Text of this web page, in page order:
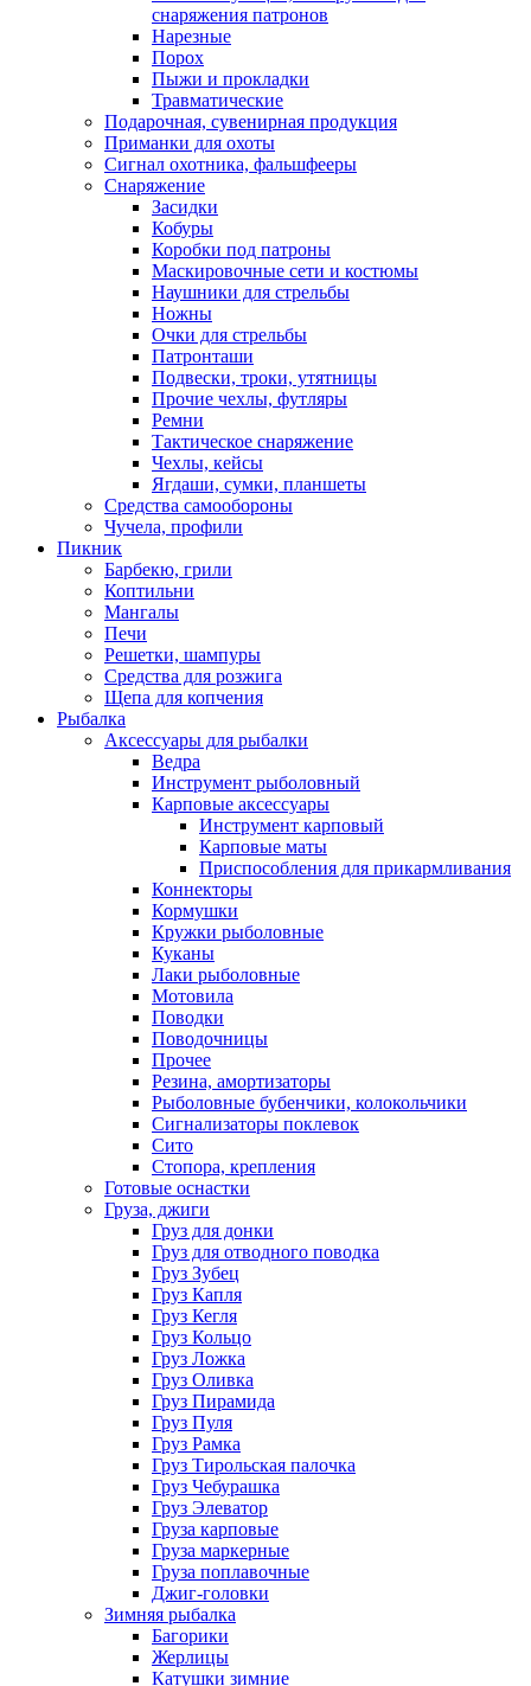
снаряжения патронов
Нарезные
Порох
Пыжи и прокладки
Травматические
Подарочная, сувенирная продукция
Приманки для охоты
Сигнал охотника, фальшфееры
Снаряжение
Засидки
Кобуры
Коробки под патроны
Маскировочные сети и костюмы
Наушники для стрельбы
Ножны
Очки для стрельбы
Патронташи
Подвески, троки, утятницы
Прочие чехлы, футляры
Ремни
Тактическое снаряжение
Чехлы, кейсы
Ягдаши, сумки, планшеты
Средства самообороны
Чучела, профили
Пикник
Барбекю, грили
Коптильни
Мангалы
Печи
Решетки, шампуры
Средства для розжига
Щепа для копчения
Рыбалка
Аксессуары для рыбалки
Ведра
Инструмент рыболовный
Карповые аксессуары
Инструмент карповый
Карповые маты
Приспособления для прикармливания
Коннекторы
Кормушки
Кружки рыболовные
Куканы
Лаки рыболовные
Мотовила
Поводки
Поводочницы
Прочее
Резина, амортизаторы
Рыболовные бубенчики, колокольчики
Сигнализаторы поклевок
Сито
Стопора, крепления
Готовые оснастки
Груза, джиги
Груз для донки
Груз для отводного поводка
Груз Зубец
Груз Капля
Груз Кегля
Груз Кольцо
Груз Ложка
Груз Оливка
Груз Пирамида
Груз Пуля
Груз Рамка
Груз Тирольская палочка
Груз Чебурашка
Груз Элеватор
Груза карповые
Груза маркерные
Груза поплавочные
Джиг-головки
Зимняя рыбалка
Багорики
Жерлицы
Катушки зимние